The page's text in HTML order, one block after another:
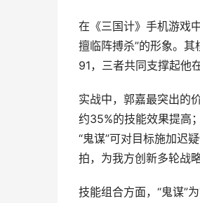
在《三国计》手机游戏
擅临阵搏杀”的形象。
91，三者共同支撑起他
实战中，郭嘉最突出的
约35%的技能效果提高
“鬼谋”可对目标施加迟
拍，为我方创新多轮战略
技能组合方面，“鬼谋”